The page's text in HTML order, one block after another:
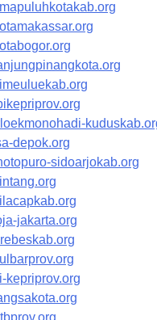
kuduskab.org
depok.org
sidoarjokab.org
jakarta.org
kepriprov.org